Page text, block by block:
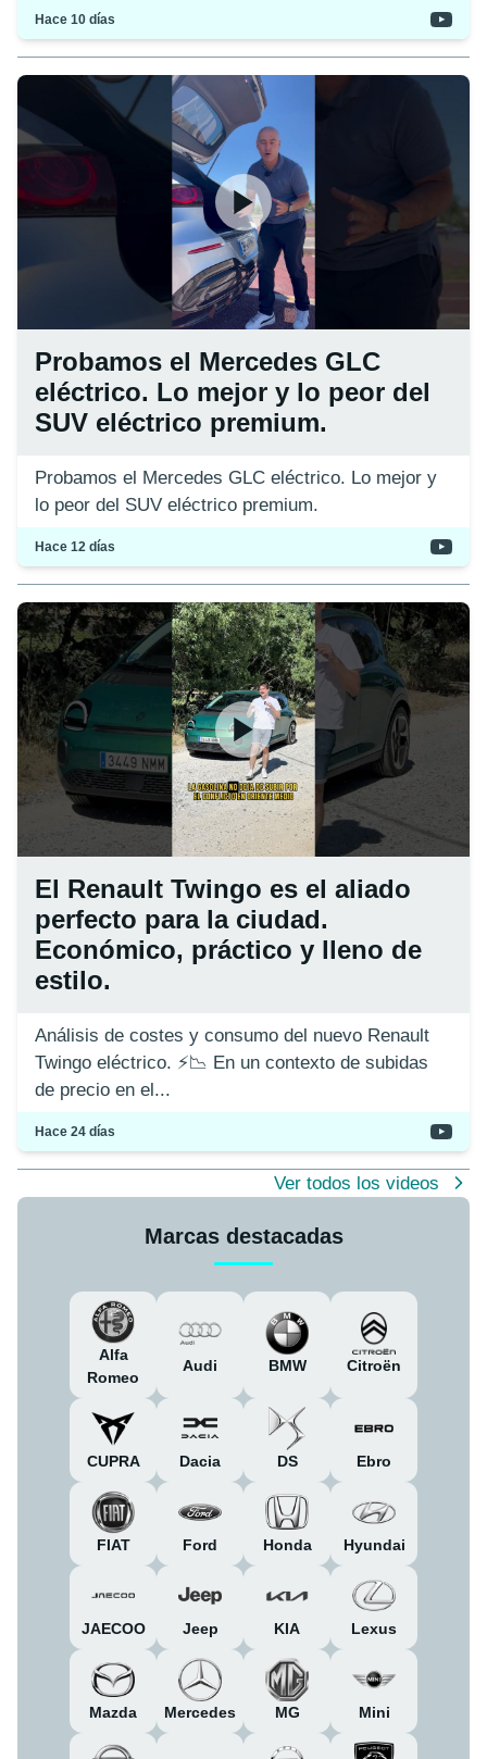
Hace 10 días
Probamos el Mercedes GLC
eléctrico. Lo mejor y lo peor del
SUV eléctrico premium.
Probamos el Mercedes GLC eléctrico. Lo mejor y
lo peor del SUV eléctrico premium.
Hace 12 días
El Renault Twingo es el aliado
perfecto para la ciudad.
Económico, práctico y lleno de
estilo.
Análisis de costes y consumo del nuevo Renault
Twingo eléctrico. ⚡️📉 En un contexto de subidas
de precio en el...
Hace 24 días
Ver todos los videos
Marcas destacadas
Alfa
Romeo
Audi BMW Citroën
CUPRA Dacia DS Ebro
FIAT Ford Honda Hyundai
JAECOO Jeep KIA Lexus
Mazda Mercedes MG Mini